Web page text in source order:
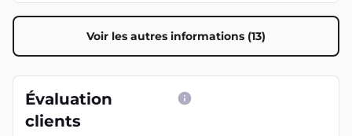
Voir les autres informations (13)
Évaluation
clients